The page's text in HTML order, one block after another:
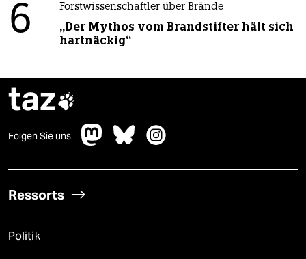
6 Forstwissenschaftler über Brände
„Der Mythos vom Brandstifter hält sich
hartnäckig“
taz
Folgen Sie uns
Ressorts
Politik